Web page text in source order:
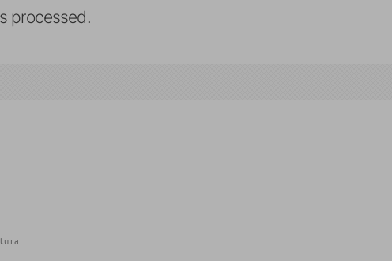
processed.